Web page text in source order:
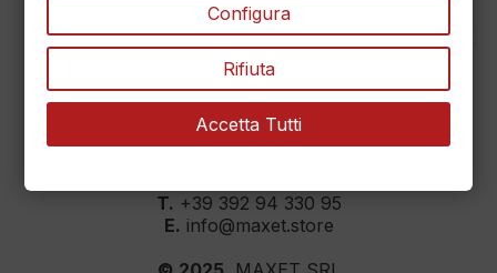
MAXET SRL
››Dati aziendali
T. +39 392 94 330 95
E. info@maxet.store
Configura
Rifiuta
Accetta Tutti